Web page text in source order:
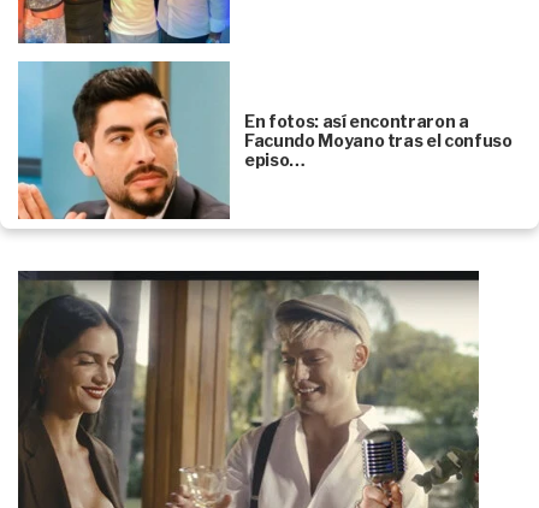
En fotos: así encontraron a
Facundo Moyano tras el confuso
episo…